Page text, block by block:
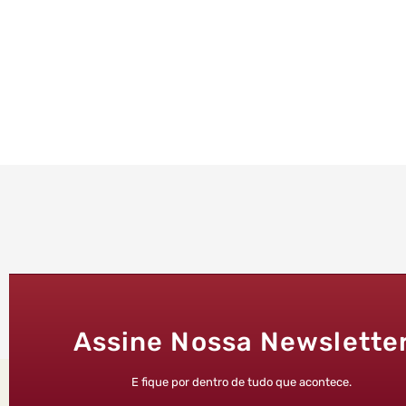
Assine Nossa
E fique por dentro de tudo que acontece.